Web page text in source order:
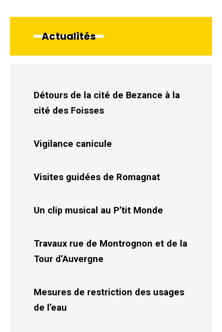
Actualités
Détours de la cité de Bezance à la
cité des Foisses
Vigilance canicule
Visites guidées de Romagnat
Un clip musical au P’tit Monde
Travaux rue de Montrognon et de la
Tour d’Auvergne
Mesures de restriction des usages
de l’eau